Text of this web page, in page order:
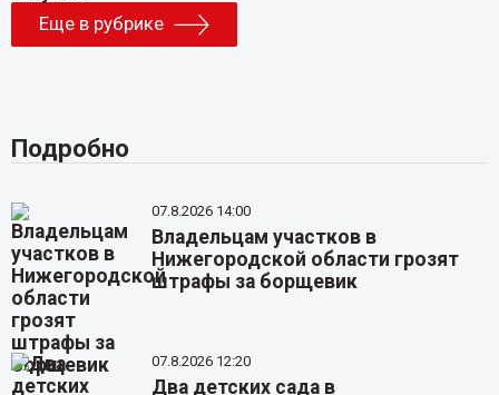
Еще в рубрике
Подробно
07.8.2026 14:00
Владельцам участков в
Нижегородской области грозят
штрафы за борщевик
07.8.2026 12:20
Два детских сада в